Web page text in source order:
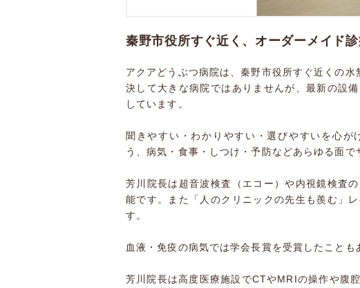
秦野市役所すぐ近く、オーダーメイド
アクアどうぶつ病院は、秦野市役所すぐ近くの水
決して大きな病院ではありませんが、最新の設
しています。
聞きやすい・わかりやすい・選びやすいを心が
う、病気・食事・しつけ・予防などあらゆる面で
芳川院長は超音波検査（エコー）や内視鏡検査
能です。また「人のクリニックの先生も羨む」
す。
血液・免疫の病気では学会長賞を受賞したことも
芳川院長は高度医療施設でCTやMRIの操作や腹